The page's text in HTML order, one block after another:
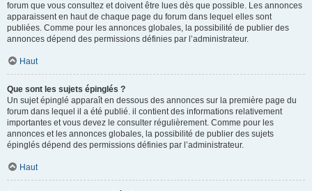
forum que vous consultez et doivent être lues dès que possible. Les annonces
apparaissent en haut de chaque page du forum dans lequel elles sont
publiées. Comme pour les annonces globales, la possibilité de publier des
annonces dépend des permissions définies par l’administrateur.
Haut
Que sont les sujets épinglés ?
Un sujet épinglé apparaît en dessous des annonces sur la première page du
forum dans lequel il a été publié. il contient des informations relativement
importantes et vous devez le consulter régulièrement. Comme pour les
annonces et les annonces globales, la possibilité de publier des sujets
épinglés dépend des permissions définies par l’administrateur.
Haut